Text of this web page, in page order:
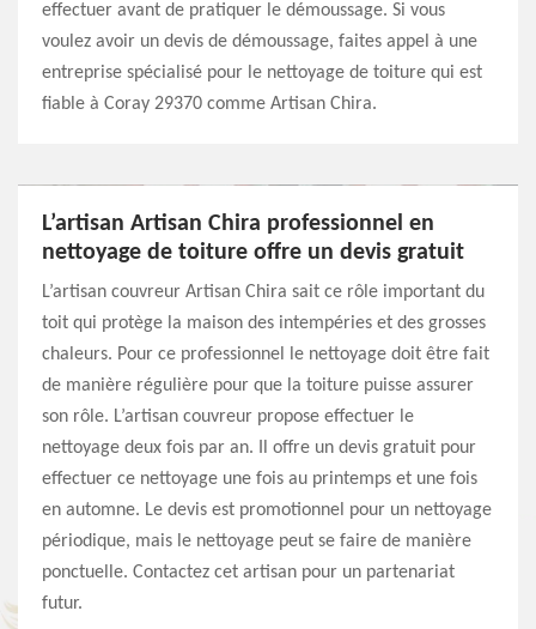
effectuer avant de pratiquer le démoussage. Si vous
voulez avoir un devis de démoussage, faites appel à une
entreprise spécialisé pour le nettoyage de toiture qui est
fiable à Coray 29370 comme Artisan Chira.
L’artisan Artisan Chira professionnel en
nettoyage de toiture offre un devis gratuit
L’artisan couvreur Artisan Chira sait ce rôle important du
toit qui protège la maison des intempéries et des grosses
chaleurs. Pour ce professionnel le nettoyage doit être fait
de manière régulière pour que la toiture puisse assurer
son rôle. L’artisan couvreur propose effectuer le
nettoyage deux fois par an. Il offre un devis gratuit pour
effectuer ce nettoyage une fois au printemps et une fois
en automne. Le devis est promotionnel pour un nettoyage
périodique, mais le nettoyage peut se faire de manière
ponctuelle. Contactez cet artisan pour un partenariat
futur.